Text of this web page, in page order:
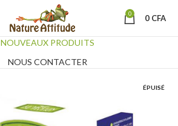
0 0 CFA
NOUVEAUX PRODUITS
NOUS CONTACTER
ÉPUISÉ